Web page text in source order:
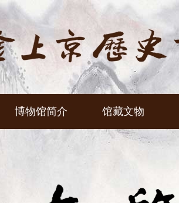
博物馆简介 馆藏文物